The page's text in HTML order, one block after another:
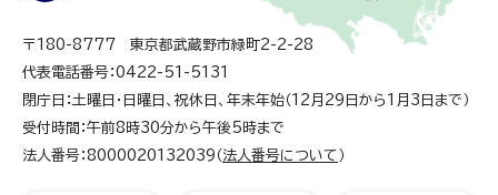
〒180-8777 東京都武蔵野市緑町2-2-28
代表電話番号：0422-51-5131
閉庁日：土曜日・日曜日、祝休日、年末年始（12月29日から1月3日まで）
受付時間：午前8時30分から午後5時まで
法人番号：8000020132039（ 法人番号について ）